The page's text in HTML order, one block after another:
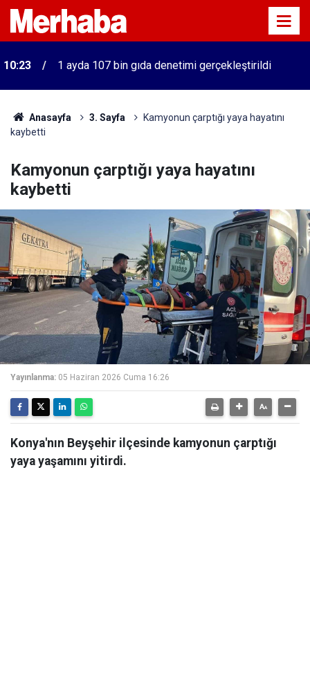
10:23 1 ayda 107 bin gıda denetimi gerçekleştirildi
Anasayfa 3. Sayfa
Kamyonun çarptığı yaya hayatını
kaybetti
Kamyonun çarptığı yaya hayatını
kaybetti
Yayınlanma: 05 Haziran 2026 Cuma 16:26
Konya'nın Beyşehir ilçesinde kamyonun çarptığı
yaya yaşamını yitirdi.